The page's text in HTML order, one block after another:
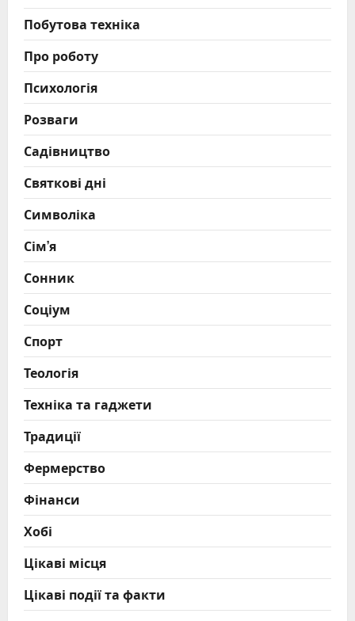
Побутова техніка
Про роботу
Психологія
Розваги
Садівництво
Святкові дні
Символіка
Сім’я
Сонник
Соціум
Спорт
Теологія
Техніка та гаджети
Традиції
Фермерство
Фінанси
Хобі
Цікаві місця
Цікаві події та факти